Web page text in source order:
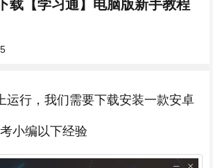
载【学习通】电脑版新手教程
运行，我们需要下载安装一款安卓
小编以下经验